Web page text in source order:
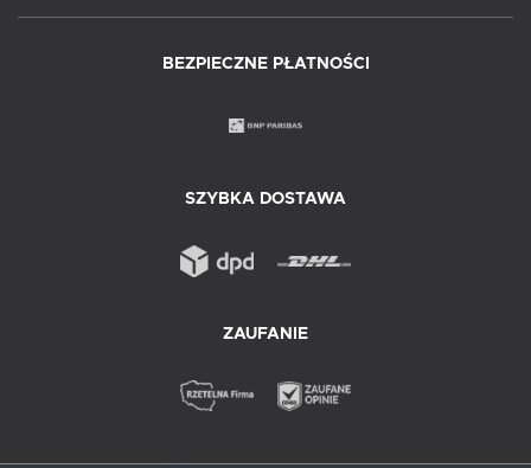
BEZPIECZNE PŁATNOŚCI
SZYBKA DOSTAWA
ZAUFANIE